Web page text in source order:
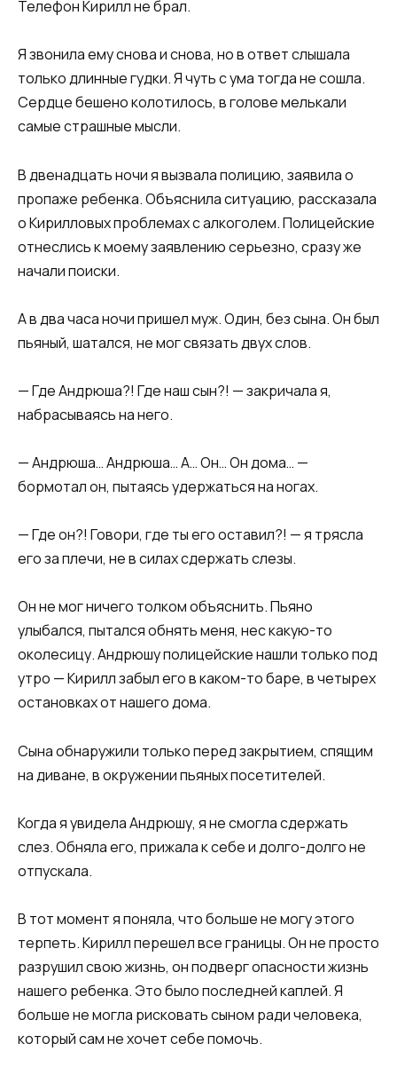
Телефон Кирилл не брал.
Я звонила ему снова и снова, но в ответ слышала
только длинные гудки. Я чуть с ума тогда не сошла.
Сердце бешено колотилось, в голове мелькали
самые страшные мысли.​​
​​В двенадцать ночи я вызвала полицию, заявила о
пропаже ребенка. Объяснила ситуацию, рассказала
о Кирилловых проблемах с алкоголем. Полицейские
отнеслись к моему заявлению серьезно, сразу же
начали поиски.​​
​​А в два часа ночи пришел муж. Один, без сына. Он был
пьяный, шатался, не мог связать двух слов.​​
​​— Где Андрюша?! Где наш сын?! — закричала я,
набрасываясь на него.​​
​​— Андрюша… Андрюша… А… Он… Он дома… —
бормотал он, пытаясь удержаться на ногах.​​
​​— Где он?! Говори, где ты его оставил?! — я трясла
его за плечи, не в силах сдержать слезы.​​
​​Он не мог ничего толком объяснить. Пьяно
улыбался, пытался обнять меня, нес какую-то
околесицу. Андрюшу полицейские нашли только под
утро — Кирилл забыл его в каком-то баре, в четырех
остановках от нашего дома.
Сына обнаружили только перед закрытием, спящим
на диване, в окружении пьяных посетителей.​​
​​Когда я увидела Андрюшу, я не смогла сдержать
слез. Обняла его, прижала к себе и долго-долго не
отпускала.​​
​​В тот момент я поняла, что больше не могу этого
терпеть. Кирилл перешел все границы. Он не просто
разрушил свою жизнь, он подверг опасности жизнь
нашего ребенка. Это было последней каплей. Я
больше не могла рисковать сыном ради человека,
который сам не хочет себе помочь.​​